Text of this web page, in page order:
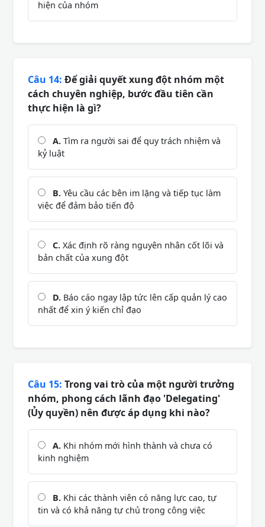
hiện của nhóm
Câu 14: Để giải quyết xung đột nhóm một
cách chuyên nghiệp, bước đầu tiên cần
thực hiện là gì?
A. Tìm ra người sai để quy trách nhiệm và
kỷ luật
B. Yêu cầu các bên im lặng và tiếp tục làm
việc để đảm bảo tiến độ
C. Xác định rõ ràng nguyên nhân cốt lõi và
bản chất của xung đột
D. Báo cáo ngay lập tức lên cấp quản lý cao
nhất để xin ý kiến chỉ đạo
Câu 15: Trong vai trò của một người trưởng
nhóm, phong cách lãnh đạo 'Delegating'
(Ủy quyền) nên được áp dụng khi nào?
A. Khi nhóm mới hình thành và chưa có
kinh nghiệm
B. Khi các thành viên có năng lực cao, tự
tin và có khả năng tự chủ trong công việc